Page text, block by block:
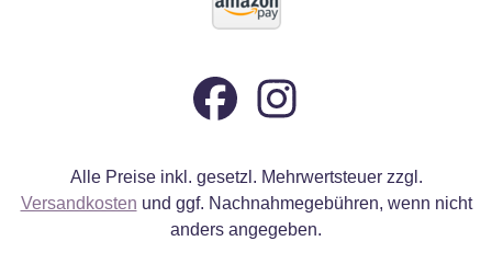
Alle Preise inkl. gesetzl. Mehrwertsteuer zzgl.
Versandkosten und ggf. Nachnahmegebühren, wenn nicht
anders angegeben.